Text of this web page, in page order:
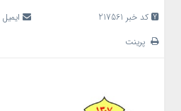
کد خبر 217561
ایمیل
پرینت